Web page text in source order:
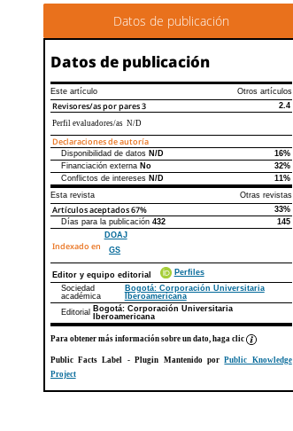
Datos de publicación
Datos de publicación
Este artículo Otros artículos
Revisores/as por pares3
2.4
Perfil evaluadores/as N/D
Declaraciones de autoría
Declaraciones de autoríaEste artículo
Disponibilidad de datos N/D
16%
Financiación externa No
32%
Conflictos de intereses N/D
11%
Esta revista
Otras revistas
Artículos aceptados67%
33%
Días para la publicación 432 145
Indexado en
DOAJ
GS
Editor y equipo editorial
Perfiles
Sociedad
académica
Bogotá: Corporación Universitaria
Iberoamericana
Editorial
Bogotá: Corporación Universitaria
Iberoamericana
Para obtener más información sobre un dato, haga clic
Public Facts Label - Plugin Mantenido porPublic Knowledge
Project